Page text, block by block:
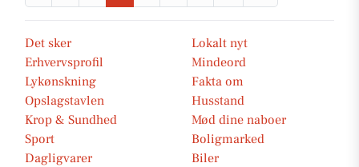
Det sker
Lokalt nyt
Erhvervsprofil
Mindeord
Lykønskning
Fakta om
Opslagstavlen
Husstand
Krop & Sundhed
Mød dine naboer
Sport
Boligmarked
Dagligvarer
Biler